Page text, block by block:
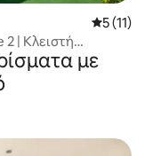
Μέση
5 (11)
| Κλειστή
με